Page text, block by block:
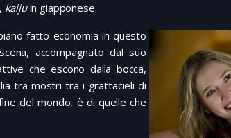
kaijuin giapponese.
fatto economia in questo
accompagnato dal suo
che escono dalla bocca,
tra mostri tra i grattacieli di
del mondo, è di quelle che